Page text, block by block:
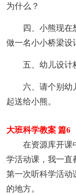
为什么？
四、小熊现在想
做一名小小桥梁设
五、幼儿设计
六、请个别幼儿
起送给小熊。
大班科学教案 篇6
在资源库开课中
学活动课，我一直
第一次听科学活动
的地方。